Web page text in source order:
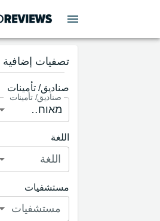
تصفيات إضافية
صناديق/ تأمينات
صناديق/ تأمينات
اللغة
اللغة
مستشفيات
مستشفيات